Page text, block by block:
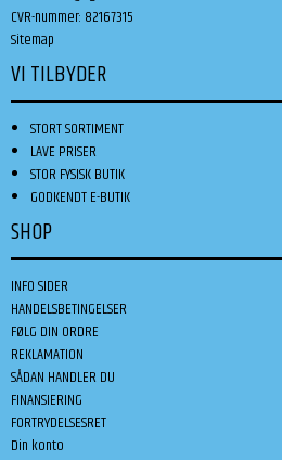
CVR-nummer: 82167315
Sitemap
VI TILBYDER
STORT SORTIMENT
LAVE PRISER
STOR FYSISK BUTIK
GODKENDT E-BUTIK
SHOP
INFO SIDER
HANDELSBETINGELSER
FØLG DIN ORDRE
REKLAMATION
SÅDAN HANDLER DU
FINANSIERING
FORTRYDELSESRET
Din konto